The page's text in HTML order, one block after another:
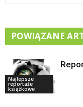
POWIĄZANE
Najlepsze
reportaże
książkowe